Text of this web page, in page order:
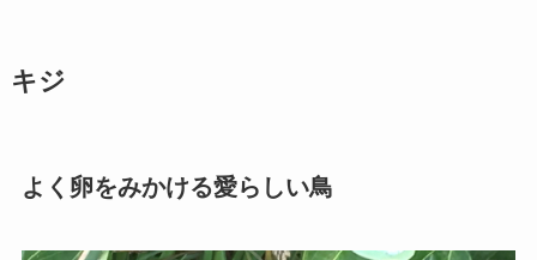
キジ
よく卵をみかける愛らしい鳥